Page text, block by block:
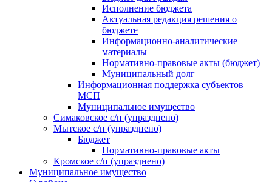
Исполнение бюджета
Актуальная редакция решения о
бюджете
Информационно-аналитические
материалы
Нормативно-правовые акты (бюджет)
Муниципальный долг
Информационная поддержка субъектов
МСП
Муниципальное имущество
Симаковское с/п (упразднено)
Мытское с/п (упразднено)
Бюджет
Нормативно-правовые акты
Кромское с/п (упразднено)
Муниципальное имущество